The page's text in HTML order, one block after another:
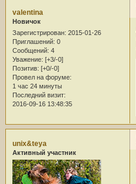
valentina
Новичок
Зарегистрирован: 2015-01-26
Приглашений: 0
Сообщений: 4
Уважение: [+3/-0]
Позитив: [+0/-0]
Провел на форуме:
1 час 24 минуты
Последний визит:
2016-09-16 13:48:35
unix&teya
Активный участник